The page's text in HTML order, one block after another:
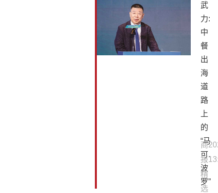
武
力:
中
餐
出
海
道
路
上
的
“马
可.
波
罗”
商
报
精
选